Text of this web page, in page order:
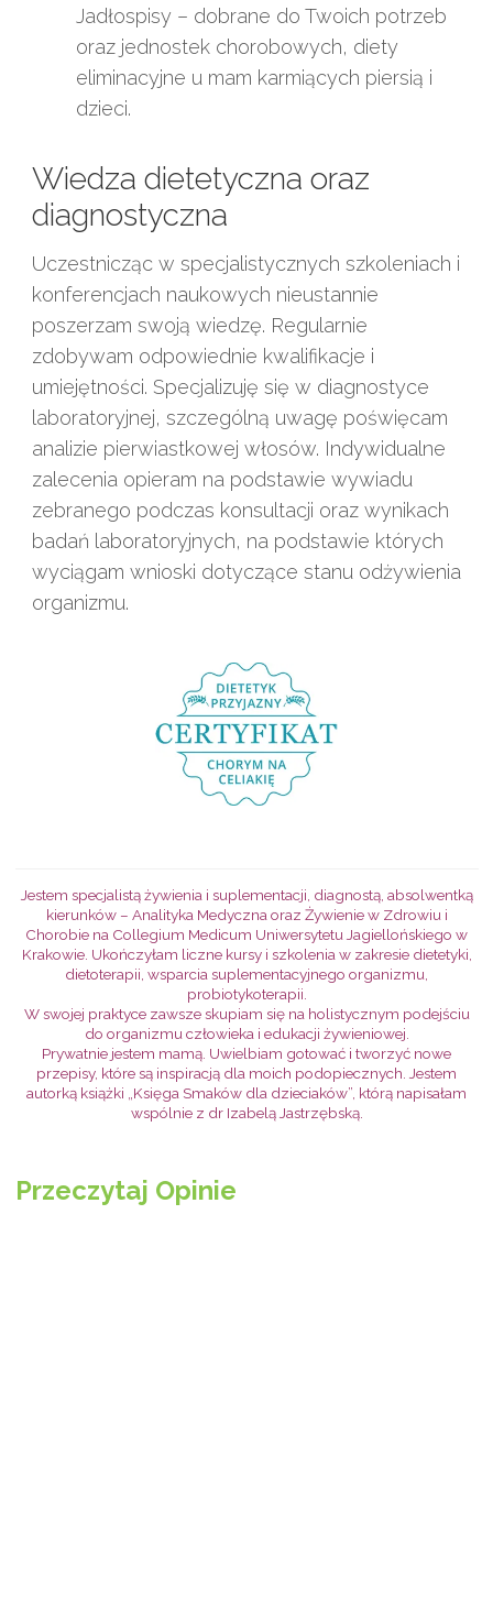
Jadłospisy – dobrane do Twoich potrzeb
oraz jednostek chorobowych, diety
eliminacyjne u mam karmiących piersią i
dzieci.
Wiedza dietetyczna oraz
diagnostyczna
Uczestnicząc w specjalistycznych szkoleniach i
konferencjach naukowych nieustannie
poszerzam swoją wiedzę. Regularnie
zdobywam odpowiednie kwalifikacje i
umiejętności. Specjalizuję się w diagnostyce
laboratoryjnej, szczególną uwagę poświęcam
analizie pierwiastkowej włosów. Indywidualne
zalecenia opieram na podstawie wywiadu
zebranego podczas konsultacji oraz wynikach
badań laboratoryjnych, na podstawie których
wyciągam wnioski dotyczące stanu odżywienia
organizmu.
Jestem specjalistą żywienia i suplementacji, diagnostą, absolwentką
kierunków – Analityka Medyczna oraz Żywienie w Zdrowiu i
Chorobie na Collegium Medicum Uniwersytetu Jagiellońskiego w
Krakowie. Ukończyłam liczne kursy i szkolenia w zakresie dietetyki,
dietoterapii, wsparcia suplementacyjnego organizmu,
probiotykoterapii.
W swojej praktyce zawsze skupiam się na holistycznym podejściu
do organizmu człowieka i edukacji żywieniowej.
Prywatnie jestem mamą. Uwielbiam gotować i tworzyć nowe
przepisy, które są inspiracją dla moich podopiecznych. Jestem
autorką książki „Księga Smaków dla dzieciaków”, którą napisałam
wspólnie z dr Izabelą Jastrzębską.
Przeczytaj Opinie